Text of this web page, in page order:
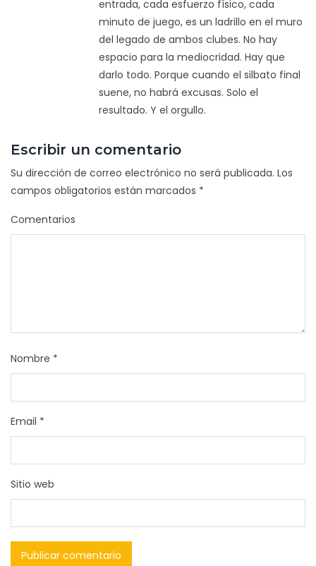
entrada, cada esfuerzo físico, cada
minuto de juego, es un ladrillo en el muro
del legado de ambos clubes. No hay
espacio para la mediocridad. Hay que
darlo todo. Porque cuando el silbato final
suene, no habrá excusas. Solo el
resultado. Y el orgullo.
Escribir un comentario
Su dirección de correo electrónico no será publicada. Los
campos obligatorios están marcados *
Comentarios
Nombre *
Email *
Sitio web